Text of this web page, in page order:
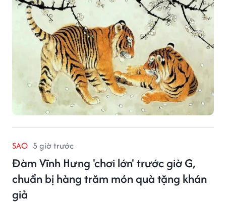
SAO 5 giờ trước
Đàm Vĩnh Hưng 'chơi lớn' trước giờ G,
chuẩn bị hàng trăm món quà tặng khán
giả